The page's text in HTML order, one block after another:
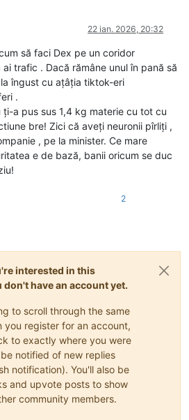
22 ian. 2026, 20:32
să faci Dex pe un coridor
trafic . Dacă rămâne unul în pană să
îngust cu ațâția tiktok-eri
.
ți-a pus sus 1,4 kg materie cu tot cu
bre! Zici că aveți neuronii pîrliți ,
, pe la minister. Ce mare
e de bază, banii oricum se duc
2
interested in this
have an account yet.
to scroll through the same
you register for an account,
to exactly where you were
notified of new replies
notification). You'll also be
and upvote posts to show
community members.